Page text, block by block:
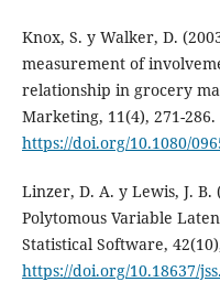
Knox, S. y Walker, D.
measurement of
relationship in grocery
Marketing, 11(4), 271-286.
https://doi.org/10.1080/
Linzer, D. A. y Lewis, J. B.
Polytomous Variable
Statistical Software,
https://doi.org/10.18637/